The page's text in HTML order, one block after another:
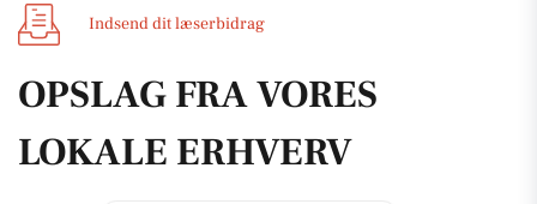
Indsend dit læserbidrag
OPSLAG FRA VORES
LOKALE ERHVERV